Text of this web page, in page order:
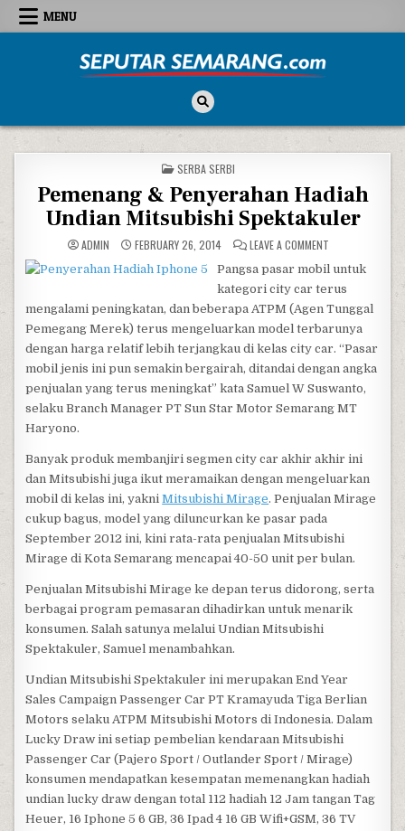
Skip to content
MENU
POSTED IN
SERBA SERBI
Pemenang & Penyerahan Hadiah
Undian Mitsubishi Spektakuler
ADMIN FEBRUARY 26, 2014 LEAVE A COMMENTON PEMENANG &
Pangsa pasar mobil untuk
kategori city car terus
mengalami peningkatan, dan beberapa ATPM (Agen Tunggal
Pemegang Merek) terus mengeluarkan model terbarunya
dengan harga relatif lebih terjangkau di kelas city car. “Pasar
mobil jenis ini pun semakin bergairah, ditandai dengan angka
penjualan yang terus meningkat” kata Samuel W Suswanto,
selaku Branch Manager PT Sun Star Motor Semarang MT
Haryono.
Banyak produk membanjiri segmen city car akhir akhir ini
dan Mitsubishi juga ikut meramaikan dengan mengeluarkan
mobil di kelas ini, yakniMitsubishi Mirage. Penjualan Mirage
cukup bagus, model yang diluncurkan ke pasar pada
September 2012 ini, kini rata-rata penjualan Mitsubishi
Mirage di Kota Semarang mencapai 40-50 unit per bulan.
Penjualan Mitsubishi Mirage ke depan terus didorong, serta
berbagai program pemasaran dihadirkan untuk menarik
konsumen. Salah satunya melalui Undian Mitsubishi
Spektakuler, Samuel menambahkan.
Undian Mitsubishi Spektakuler ini merupakan End Year
Sales Campaign Passenger Car PT Kramayuda Tiga Berlian
Motors selaku ATPM Mitsubishi Motors di Indonesia. Dalam
Lucky Draw ini setiap pembelian kendaraan Mitsubishi
Passenger Car (Pajero Sport / Outlander Sport / Mirage)
konsumen mendapatkan kesempatan memenangkan hadiah
undian lucky draw dengan total 112 hadiah 12 Jam tangan Tag
Heuer, 16 Iphone 5 6 GB, 36 Ipad 4 16 GB Wifi+GSM, 36 TV